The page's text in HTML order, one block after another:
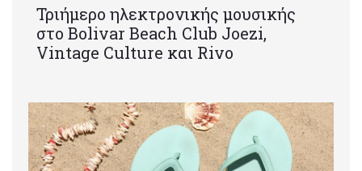
Τριήμερο ηλεκτρονικής μουσικής
στο Bolivar Beach Club Joezi,
Vintage Culture και Rivo